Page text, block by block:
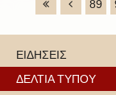
89
ΕΙΔΗΣΕΙΣ
ΔΕΛΤΙΑ ΤΥΠΟΥ